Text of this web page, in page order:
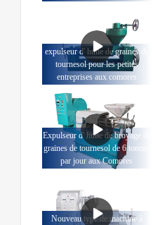
expulseur d' huile de graines de
tournesol pour les petites
entreprises aux comores
Expulseur d' huile de broyage de
graines de tournesol de 6 tonnes
par jour aux Comores
Nouveau type de machine à